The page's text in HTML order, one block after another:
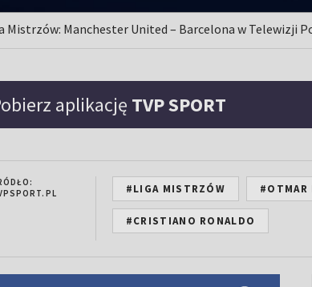
Mistrzów: Manchester United – Barcelona w Telewizji
aplikację TVP SPORT
#LIGA MISTRZÓW #OTMAR
#CRISTIANO RONALDO